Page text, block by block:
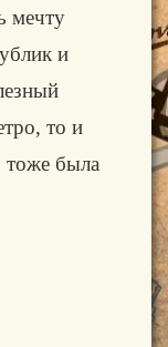
мечту
и
то и
тоже была